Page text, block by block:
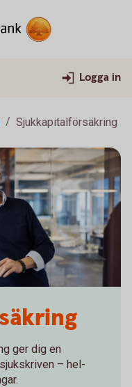
Logga in
Sjukkapitalförsäkring
ger dig en
– hel-